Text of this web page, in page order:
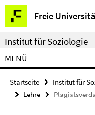
Springe
direkt
zu
Inhalt
Freie
Service-
Navigation
Institut für Soziologie
MENÜ
Startseite Institut für
Lehre